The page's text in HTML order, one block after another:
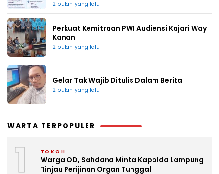
2 bulan yang lalu
Perkuat Kemitraan PWI Audiensi Kajari Way
Kanan
2 bulan yang lalu
Gelar Tak Wajib Ditulis Dalam Berita
2 bulan yang lalu
WARTA TERPOPULER
1 TOKOH
Warga OD, Sahdana Minta Kapolda Lampung
Tinjau Perijinan Organ Tunggal